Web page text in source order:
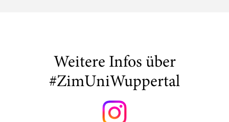
Weitere Infos über
#ZimUniWuppertal